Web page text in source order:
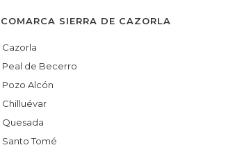
COMARCA SIERRA DE CAZORLA
Cazorla
Peal de Becerro
Pozo Alcón
Chilluévar
Quesada
Santo Tomé